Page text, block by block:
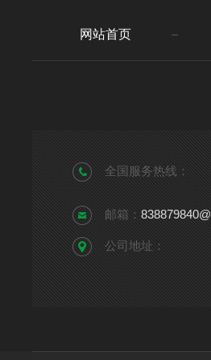
网站首页
全国服务热线：
邮箱：
公司地址：